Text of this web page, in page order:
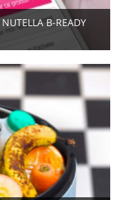
B-READY